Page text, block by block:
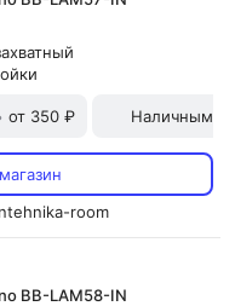
от 350 ₽ Наличными
room
BB-LAM58-IN